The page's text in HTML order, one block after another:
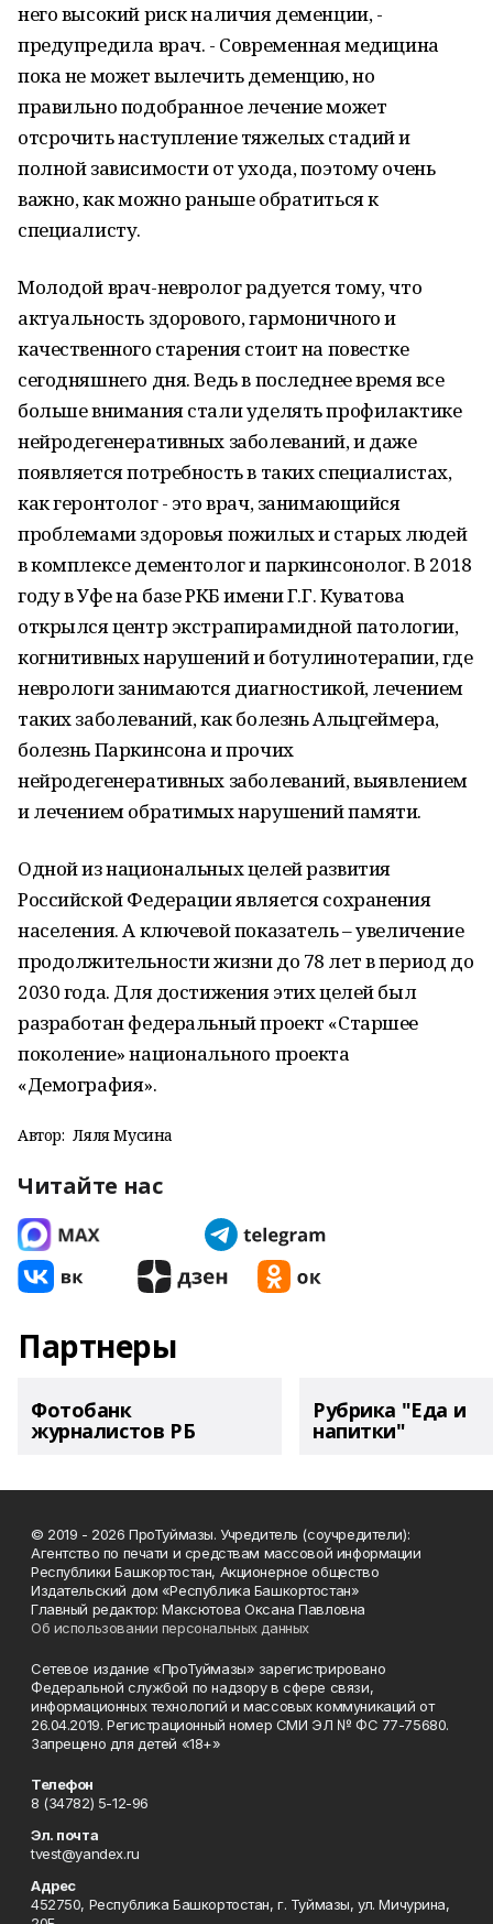
него высокий риск наличия деменции, -
предупредила врач. - Современная медицина
пока не может вылечить деменцию, но
правильно подобранное лечение может
отсрочить наступление тяжелых стадий и
полной зависимости от ухода, поэтому очень
важно, как можно раньше обратиться к
специалисту.
Молодой врач-невролог радуется тому, что
актуальность здорового, гармоничного и
качественного старения стоит на повестке
сегодняшнего дня. Ведь в последнее время все
больше внимания стали уделять профилактике
нейродегенеративных заболеваний, и даже
появляется потребность в таких специалистах,
как геронтолог - это врач, занимающийся
проблемами здоровья пожилых и старых людей
в комплексе дементолог и паркинсонолог. В 2018
году в Уфе на базе РКБ имени Г.Г. Куватова
открылся центр экстрапирамидной патологии,
когнитивных нарушений и ботулинотерапии, где
неврологи занимаются диагностикой, лечением
таких заболеваний, как болезнь Альцгеймера,
болезнь Паркинсона и прочих
нейродегенеративных заболеваний, выявлением
и лечением обратимых нарушений памяти.
Одной из национальных целей развития
Российской Федерации является сохранения
населения. А ключевой показатель – увеличение
продолжительности жизни до 78 лет в период до
2030 года. Для достижения этих целей был
разработан федеральный проект «Старшее
поколение» национального проекта
«Демография».
Автор: Ляля Мусина
Читайте нас
Партнеры
Фотобанк
журналистов РБ
Рубрика "Еда и
напитки"
© 2019 - 2026 ПроТуймазы. Учредитель (соучредители):
Агентство по печати и средствам массовой информации
Республики Башкортостан, Акционерное общество
Издательский дом «Республика Башкортостан»
Главный редактор: Максютова Оксана Павловна
Об использовании персональных данных
Сетевое издание «ПроТуймазы» зарегистрировано
Федеральной службой по надзору в сфере связи,
информационных технологий и массовых коммуникаций от
26.04.2019. Регистрационный номер СМИ ЭЛ № ФС 77-75680.
Запрещено для детей «18+»
Телефон
8 (34782) 5-12-96
Эл. почта
tvest@yandex.ru
Адрес
452750, Республика Башкортостан, г. Туймазы, ул. Мичурина,